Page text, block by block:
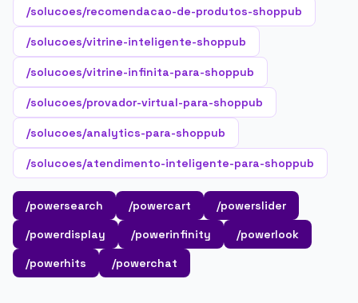
/solucoes/recomendacao-de-produtos-shoppub
/solucoes/vitrine-inteligente-shoppub
/solucoes/vitrine-infinita-para-shoppub
/solucoes/provador-virtual-para-shoppub
/solucoes/analytics-para-shoppub
/solucoes/atendimento-inteligente-para-shoppub
/powersearch /powercart
/powerslider
/powerdisplay
/powerinfinity
/powerlook
/powerhits
/powerchat